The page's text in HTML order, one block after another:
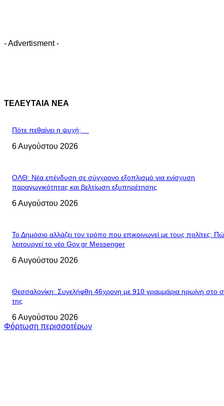
- Advertisment -
ΤΕΛΕΥΤΑΙΑ ΝΕΑ
Πότε πεθαίνει η ψυχή;
6 Αυγούστου 2026
ΟΛΘ: Νέα επένδυση σε σύγχρονο εξοπλισμό για ενίσχυση
παραγωγικότητας και βελτίωση εξυπηρέτησης
6 Αυγούστου 2026
Το Δημόσιο αλλάζει τον τρόπο που επικοινωνεί με τους πολίτες:
λειτουργεί το νέο Gov.gr Messenger
6 Αυγούστου 2026
Θεσσαλονίκη: Συνελήφθη 46χρονη με 910 γραμμάρια ηρωίνη στο
της
6 Αυγούστου 2026
Φόρτωση περισσοτέρων